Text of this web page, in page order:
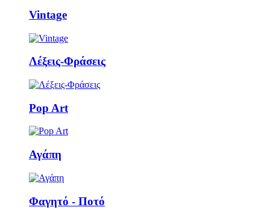
Vintage
Λέξεις-Φράσεις
Pop Art
Αγάπη
Φαγητό - Ποτό